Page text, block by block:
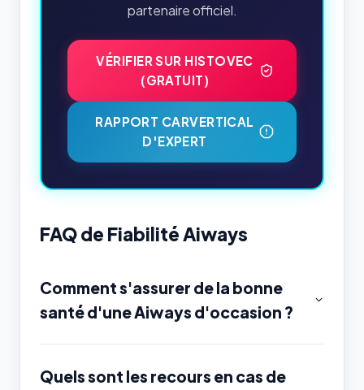
partenaire officiel.
VÉRIFIER SUR HISTOVEC
(GRATUIT)
RAPPORT CARVERTICAL
D'EXPERT
FAQ de Fiabilité Aiways
Comment s'assurer de la bonne
santé d'une Aiways d'occasion ?
Quels sont les recours en cas de